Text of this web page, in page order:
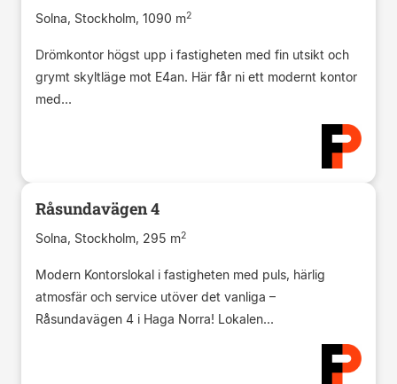
Solna, Stockholm, 1090 m2
Drömkontor högst upp i fastigheten med fin utsikt och
grymt skyltläge mot E4an. Här får ni ett modernt kontor
med...
Råsundavägen 4
Solna, Stockholm, 295 m2
Modern Kontorslokal i fastigheten med puls, härlig
atmosfär och service utöver det vanliga –
Råsundavägen 4 i Haga Norra! Lokalen...